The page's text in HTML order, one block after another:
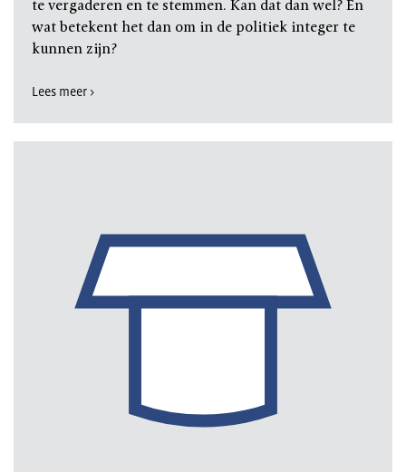
te vergaderen en te stemmen. Kan dat dan wel? En
wat betekent het dan om in de politiek integer te
kunnen zijn?
Lees meer >